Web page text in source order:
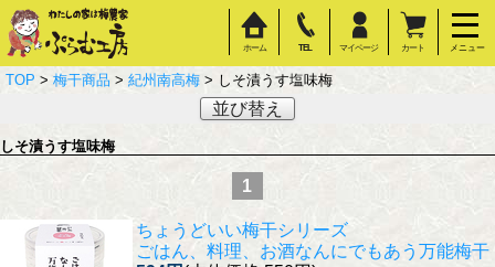
ホーム TEL マイページ カート メニュー
TOP > 梅干商品 > 紀州南高梅 > しそ漬うす塩味梅
並び替え
しそ漬うす塩味梅
1
ちょうどいい梅干シリーズ
ごはん、料理、お酒なんにでもあう万能梅干